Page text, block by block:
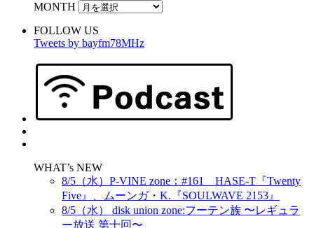
MONTH
FOLLOW US
Tweets by bayfm78MHz
WHAT’s NEW
8/5（水）P-VINE zone：#161 HASE-T『Twenty
Five』、ムーンガ・K.『SOULWAVE 2153』
8/5（水） disk union zone:フーテン族 〜レギュラ
ー放送 第十回〜